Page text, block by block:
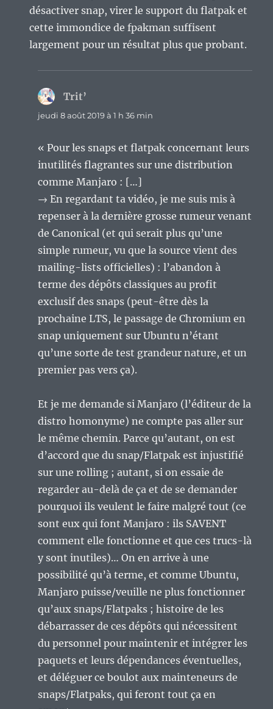
désactiver snap, virer le support du flatpak et
cette immondice de fpakman suffisent
largement pour un résultat plus que probant.
Trit’
jeudi 8 août 2019 à 1 h 36 min
« Pour les snaps et flatpak concernant leurs
inutilités flagrantes sur une distribution
comme Manjaro : […]
→ En regardant ta vidéo, je me suis mis à
repenser à la dernière grosse rumeur venant
de Canonical (et qui serait plus qu’une
simple rumeur, vu que la source vient des
mailing-lists officielles) : l’abandon à
terme des dépôts classiques au profit
exclusif des snaps (peut-être dès la
prochaine LTS, le passage de Chromium en
snap uniquement sur Ubuntu n’étant
qu’une sorte de test grandeur nature, et un
premier pas vers ça).
Et je me demande si Manjaro (l’éditeur de la
distro homonyme) ne compte pas aller sur
le même chemin. Parce qu’autant, on est
d’accord que du snap/Flatpak est injustifié
sur une rolling ; autant, si on essaie de
regarder au-delà de ça et de se demander
pourquoi ils veulent le faire malgré tout (ce
sont eux qui font Manjaro : ils SAVENT
comment elle fonctionne et que ces trucs-là
y sont inutiles)… On en arrive à une
possibilité qu’à terme, et comme Ubuntu,
Manjaro puisse/veuille ne plus fonctionner
qu’aux snaps/Flatpaks ; histoire de les
débarrasser de ces dépôts qui nécessitent
du personnel pour maintenir et intégrer les
paquets et leurs dépendances éventuelles,
et déléguer ce boulot aux mainteneurs de
snaps/Flatpaks, qui feront tout ça en